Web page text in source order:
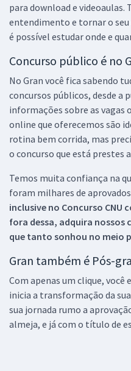
para download e videoaulas.
entendimento e tornar o
é possível estudar onde e
Concurso público é no
No Gran você fica sabendo
concursos públicos, desde a
informações sobre as vagas
online que oferecemos são
rotina bem corrida, mas
o concurso que está prestes
Temos muita confiança na
foram milhares de
inclusive no Concurso CNU
fora dessa, adquira nossos
que tanto sonhou no meio
Gran também é Pós-
Com apenas um clique, você
inicia a transformação da
sua jornada rumo a
almeja, e já com o título de